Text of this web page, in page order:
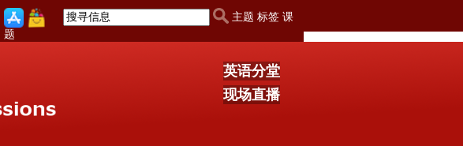
主题 标签 课
题
英语分堂
现场直播